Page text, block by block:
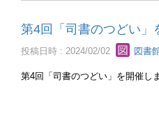
第4回「司書のつどい」
投稿日時 : 2024/02/02 図書
第4回「司書のつどい」を開催し